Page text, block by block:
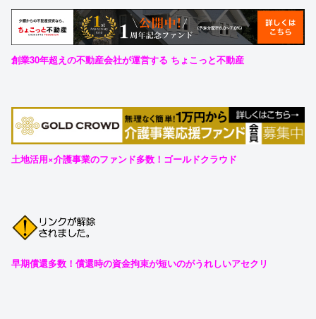
創業30年超えの不動産会社が運営する ちょこっと不動産
土地活用×介護事業のファンド多数！ゴールドクラウド
早期償還多数！償還時の資金拘束が短いのがうれしいアセクリ